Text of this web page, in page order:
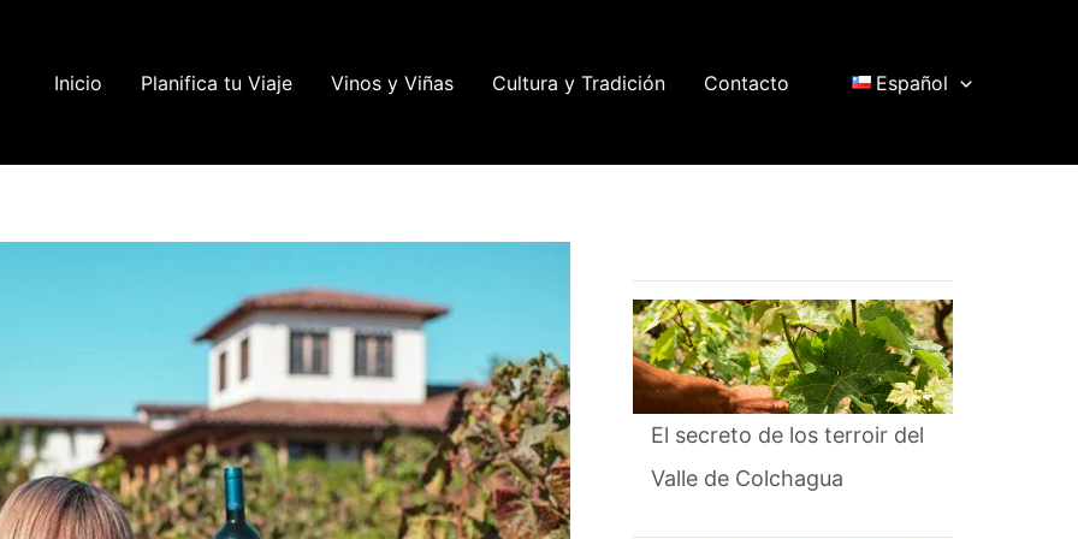
Inicio Planifica tu Viaje Vinos y Viñas Cultura y Tradición Contacto Español
El secreto de los terroir del
Valle de Colchagua